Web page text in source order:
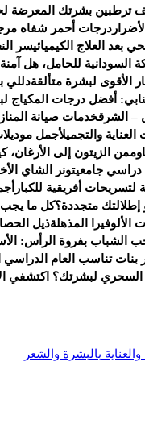
ترطبين بشرتك المعرضة
درجات أحمر شفاه
العلاج الكيميائيسر
السودانية للحامل، هل
الأقوى لبشرة متألقةدللي
أفضل درجات المكياج
– الشرقخدمات صيانة
والتجميلأجمل
من الزيتون إلى
دراسي جامعيتونر الشاي
لتسريحات أفريقية للكبار
متجددة؟كل ما يجب
المذهلةذيل
الشباب بفروة الرأس:
تناسب العام الدراسي
السحري لبشرتك؟ اكتشفي
والشعر